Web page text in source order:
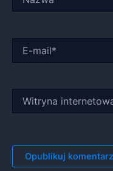
mail*
internetowa